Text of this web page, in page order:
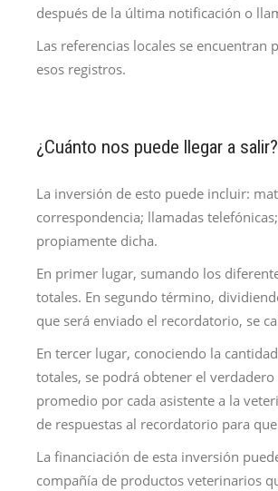
después de la última notificación o
Las referencias locales se encuentran
esos registros.
¿Cuánto nos puede llegar a salir?
La inversión de esto puede incluir:
correspondencia; llamadas
propiamente dicha.
En primer lugar, sumando los
totales. En segundo término,
que será enviado el recordatorio, se
En tercer lugar, conociendo la
totales, se podrá obtener el
promedio por cada asistente a la
de respuestas al recordatorio para
La financiación de esta inversión
compañía de productos veterinarios